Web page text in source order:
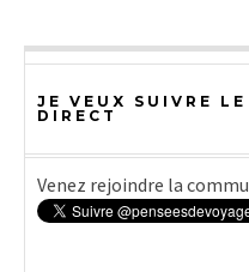
JE VEUX SUIVRE LE
DIRECT
Venez rejoindre la